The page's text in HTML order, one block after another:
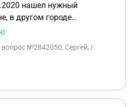
в другом городе
наличии. Его не везли
Общался только с
10% стоимости по
чтобы автомобиль
вопрос №2842050, Сергей, г.